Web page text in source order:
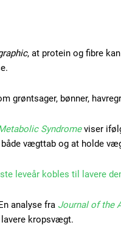
, at protein og fibre
grøntsager, bønner,
Syndromeviser
vægttab og at holde
leveår kobles til lavere
analyse fra Journal of the
kropsvægt.